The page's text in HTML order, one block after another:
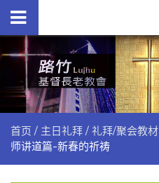
首页 主日礼拜 礼拜/聚会教材
师讲道篇-新春的祈祷